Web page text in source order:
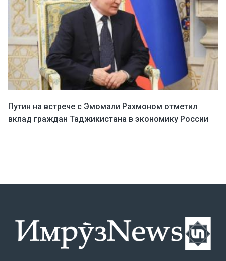
Путин на встрече с Эмомали Рахмоном отметил
вклад граждан Таджикистана в экономику России